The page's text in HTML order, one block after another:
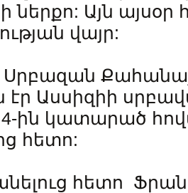
ներքո: Այն այսօր
վայր:
Սրբազան
էր Ասսիզիի
4-ին կատարած
հետո:
հետո